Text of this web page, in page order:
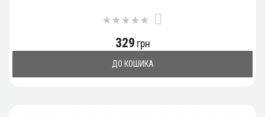
329 грн
ДО КОШИКА